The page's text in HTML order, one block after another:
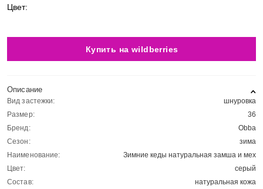
Цвет:
Купить на wildberries
Описание
Вид застежки:
шнуровка
Размер:
36
Бренд:
Obba
Сезон:
зима
Наименование:
Зимние кеды натуральная замша и мех
Цвет:
серый
Состав:
натуральная кожа